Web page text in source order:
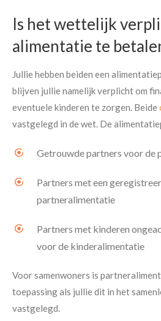
Is het wettelijk
alimentatie te
Jullie hebben beiden een
blijven jullie namelijk verplicht om
eventuele kinderen te zorgen. Beide
vastgelegd in de wet. De
Getrouwde partners voor de
Partners met een
partneralimentatie
Partners met kinderen
voor de kinderalimentatie
Voor samenwoners is
toepassing als jullie dit in het
vastgelegd.